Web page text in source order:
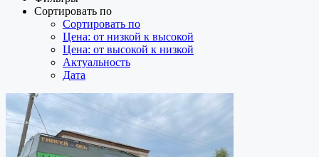
Сортировать по
Сортировать по
Цена: от низкой к высокой
Цена: от высокой к низкой
Актуальность
Дата